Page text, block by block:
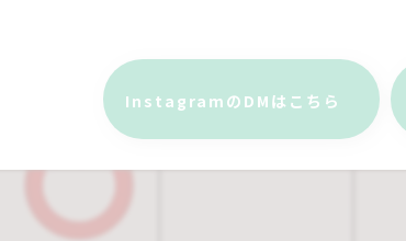
InstagramのDMはこちら